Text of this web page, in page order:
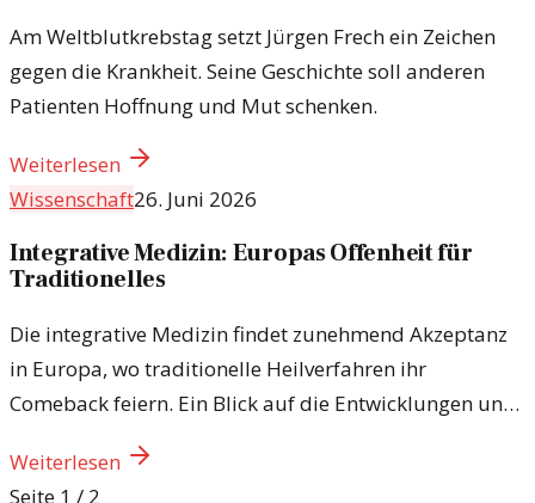
Am Weltblutkrebstag setzt Jürgen Frech ein Zeichen
gegen die Krankheit. Seine Geschichte soll anderen
Patienten Hoffnung und Mut schenken.
Weiterlesen
Wissenschaft26. Juni 2026
Integrative Medizin: Europas Offenheit für
Traditionelles
Die integrative Medizin findet zunehmend Akzeptanz
in Europa, wo traditionelle Heilverfahren ihr
Comeback feiern. Ein Blick auf die Entwicklungen und
Weiterlesen
Seite 1 / 2